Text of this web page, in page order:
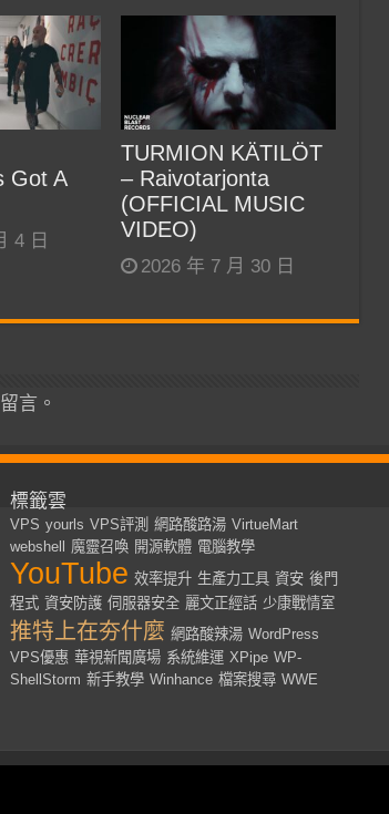
Got A
4 日
TURMION KÄTILÖT
– Raivotarjonta
(OFFICIAL MUSIC
VIDEO)
2026 年 7 月 30 日
言。
標籤雲
VPS yourls VPS評測 網路酸路湯 VirtueMart
webshell
魔靈召喚 開源軟體 電腦教學
YouTube 效率提升 生產力工具 資安 後門
程式 資安防護 伺服器安全 麗文正經話 少康戰情室
推特上在夯什麼 網路酸辣湯 WordPress
VPS優惠 華視新聞廣場 系統維運 XPipe WP-
ShellStorm 新手教學 Winhance 檔案搜尋 WWE